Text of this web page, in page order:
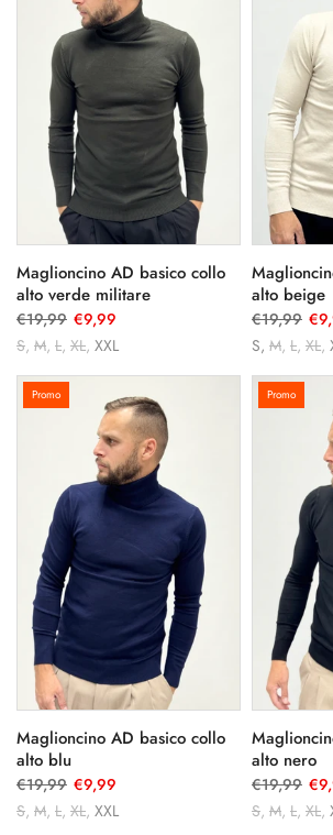
Maglioncino AD basico collo
alto verde militare
€19,99 €9,99
S M L XL XXL
alto beige
€19,99
S M L XL
Promo
Maglioncino AD basico collo
alto blu
€19,99 €9,99
S M L XL XXL
Promo
alto nero
€19,99
S M L XL